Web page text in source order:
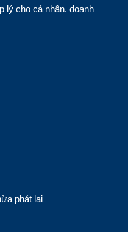
lý cho cá nhân. doanh
phát lại